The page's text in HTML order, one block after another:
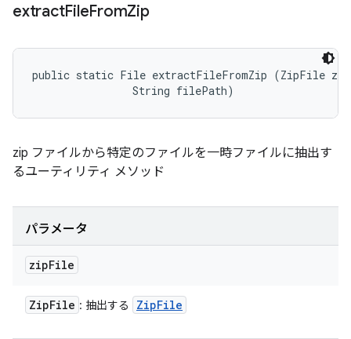
extractFileFromZip
public static File extractFileFromZip (ZipFile
                String filePath)
zip ファイルから特定のファイルを一時ファイルに抽出す
るユーティリティ メソッド
パラメータ
zipFile
ZipFile : 抽出する ZipFile